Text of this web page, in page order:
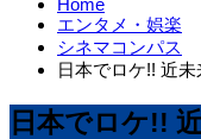
Home
エンタメ・娯楽
シネマコンパス
日本でロケ!! 近未
日本でロケ!!